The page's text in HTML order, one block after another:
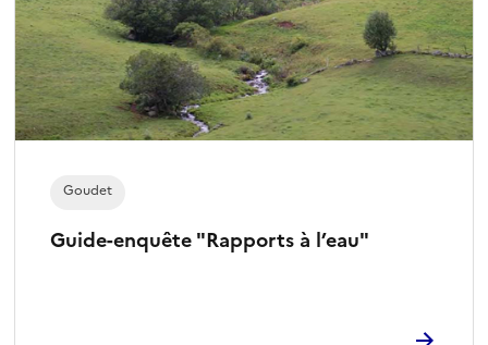
Guide-enquête "Rapports à l’eau"
Goudet